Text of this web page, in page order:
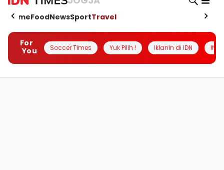
HomeFoodNewsSportTravel
For
You
Soccer Times Yuk Pilih ! Iklanin di IDN